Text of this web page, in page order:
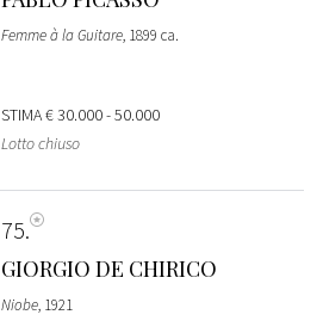
Femme à la Guitare, 1899 ca.
STIMA€ 30.000 - 50.000
Lotto chiuso
75
GIORGIO DE CHIRICO
Niobe, 1921